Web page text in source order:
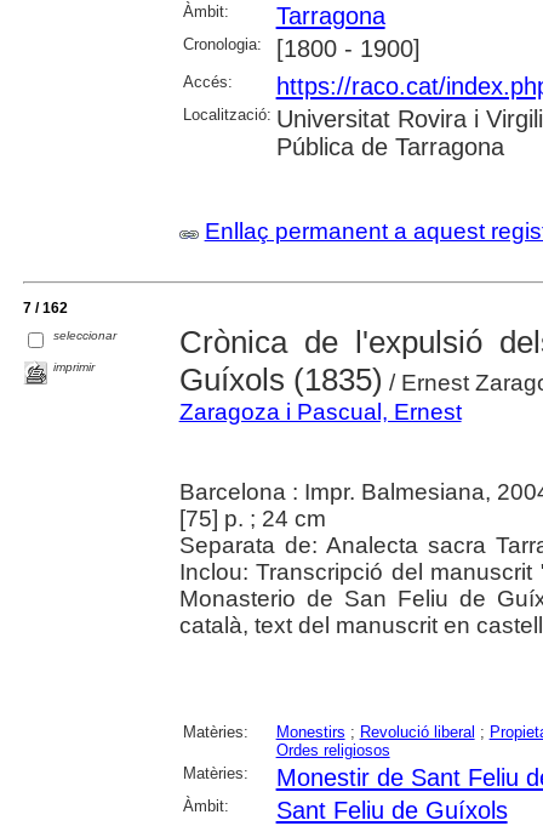
Àmbit: Tarragona
Cronologia: [1800 - 1900]
Accés: https://raco.cat/
Localització: Universitat Rovira i
Pública de Tarragona
Enllaç permanent a aquest
7 / 162
seleccionar
imprimir
Crònica de l'expulsió
Guíxols (1835) / Ernest
Zaragoza i Pascual, Ernest
Barcelona : Impr. Balmesiana,
[75] p. ; 24 cm
Separata de: Analecta sacra
Inclou: Transcripció del
Monasterio de San Feliu de
català, text del manuscrit en
Matèries: Monestirs ; Revolució liberal ;
Ordes religiosos
Matèries:
Monestir de Sant Feliu
Àmbit: Sant Feliu de Guíxols